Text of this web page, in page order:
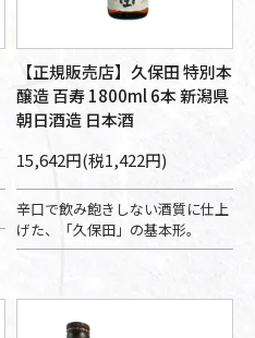
【正規販売店】久保田 特別本
醸造 百寿 1800ml 6本 新潟県
朝日酒造 日本酒
15,642円(税1,422円)
辛口で飲み飽きしない酒質に仕上
げた、「久保田」の基本形。